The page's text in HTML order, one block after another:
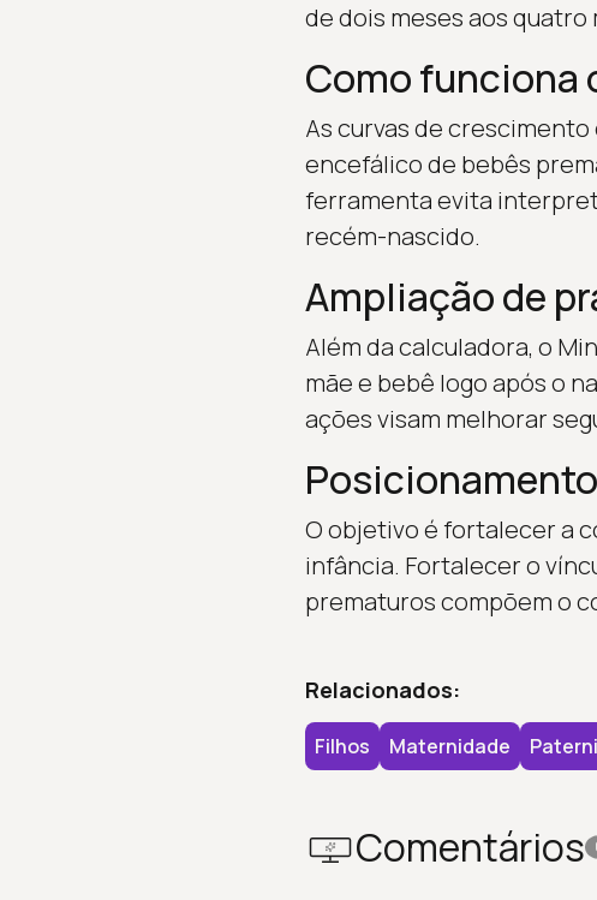
de dois meses aos quatro
Como funciona
As curvas de
encefálico de bebês
ferramenta evita
recém-nascido.
Ampliação de
Além da calculadora, o
mãe e bebê logo após o
ações visam melhorar
O objetivo é fortalecer a
infância. Fortalecer o
prematuros compõem o
Relacionados:
Filhos Maternidade
Comentários